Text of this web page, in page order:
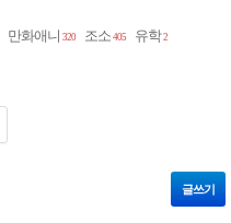
만화애니 320 조소 405 유학2
글쓰기